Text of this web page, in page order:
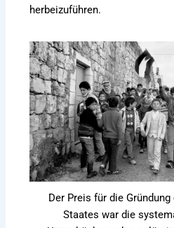
herbeizuführen.
Der Preis für die Gründung
Staates war die